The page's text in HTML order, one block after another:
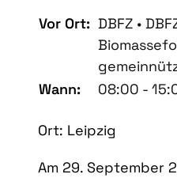
Vor Ort: DBFZ •
Wann:
08:00 -
Ort: Leipzig
Am 29. September